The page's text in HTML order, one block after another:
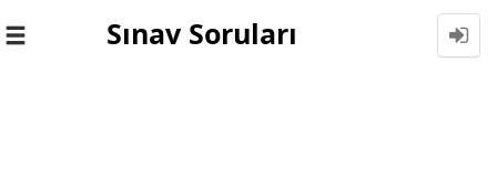
Toggle
Sınav Soruları